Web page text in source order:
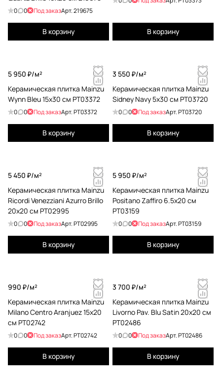
0 0 Под заказАрт.219675
В корзину В корзину
5 950 ₽/м²
Керамическая плитка Mainzu
Wynn Bleu 15x30 см PT03372
0 0 Под заказАрт.PT03372
В корзину
3 550 ₽/м²
Керамическая плитка Mainzu
Sidney Navy 5x30 см PT03720
0 0 Под заказАрт.PT03720
В корзину
5 450 ₽/м²
Керамическая плитка Mainzu
Ricordi Venezziani Azurro Brillo
20x20 см PT02995
0 0 Под заказАрт.PT02995
В корзину
5 950 ₽/м²
Керамическая плитка Mainzu
Positano Zaffiro 6.5x20 см
PT03159
0 0 Под заказАрт.PT03159
В корзину
990 ₽/м²
Керамическая плитка Mainzu
Milano Centro Aranjuez 15x20
см PT02742
0 0 Под заказАрт.PT02742
В корзину
3 700 ₽/м²
Керамическая плитка Mainzu
Livorno Pav. Blu Satin 20x20 см
PT02486
0 0 Под заказАрт.PT02486
В корзину